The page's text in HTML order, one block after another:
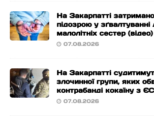
На Закарпатті
підозрою у зґвалтуванні
малолітніх сестер (відео)
07.08.2026
На Закарпатті
злочинної групи, яких
контрабанді кокаїну з
07.08.2026